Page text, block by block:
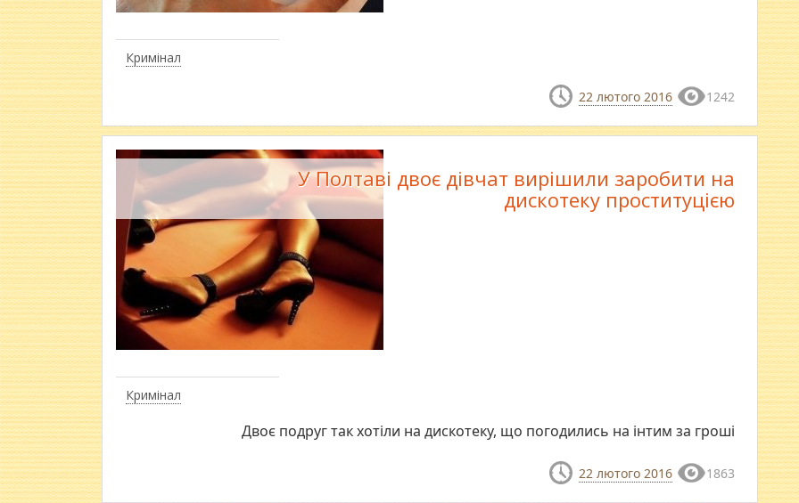
Кримінал
22 лютого 2016 1242
Кримінал
У Полтаві двоє дівчат вирішили заробити на
дискотеку проституцією
Двоє подруг так хотіли на дискотеку, що погодились на інтим за гроші
22 лютого 2016 1863